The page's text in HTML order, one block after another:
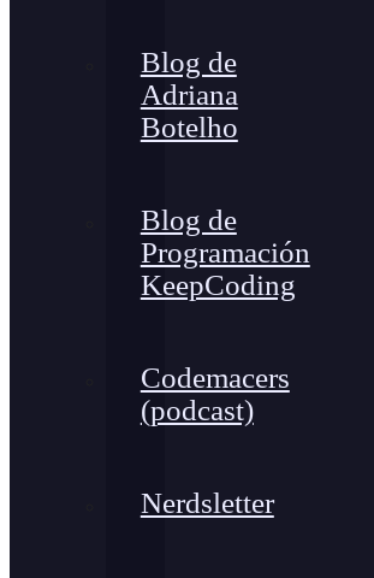
Blog de
Adriana
Botelho
Blog de
Programación
KeepCoding
Codemacers
(podcast)
Nerdsletter